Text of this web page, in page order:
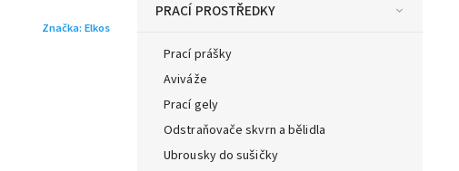
PRACÍ PROSTŘEDKY
Prací prášky
Aviváže
Prací gely
Odstraňovače skvrn a bělidla
Ubrousky do sušičky
Značka: Elkos